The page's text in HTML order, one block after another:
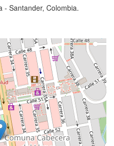
- Santander, Colombia.